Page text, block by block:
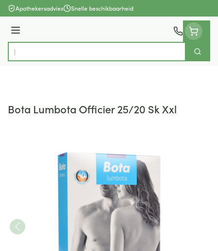
Ga naar de inhoud
Apothekersadvies Snelle beschikbaarheid
Menu
Product, merk, categorie...
Zoek
Bota Lumbota Officier 25/20 Sk Xxl